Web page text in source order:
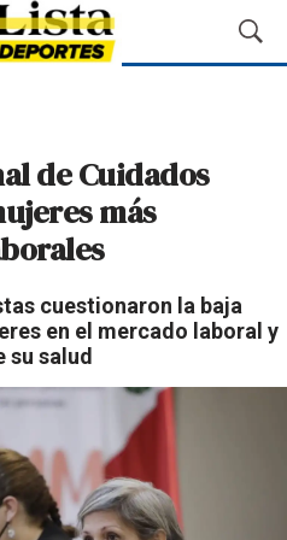
M
o
u
e
de Cuidados
más
cuestionaron la baja
en el mercado laboral y
su salud